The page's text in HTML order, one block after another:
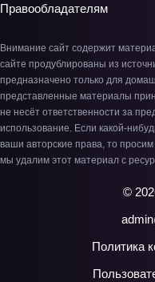
Правообладателям
Внимание сайт содержит
сайте продублированы из
предназначено только для
представленные материалы
не несёт ответственности за
использование. Если какой-
ваши авторские права, то
мы удалим этот материал с
©
Политика